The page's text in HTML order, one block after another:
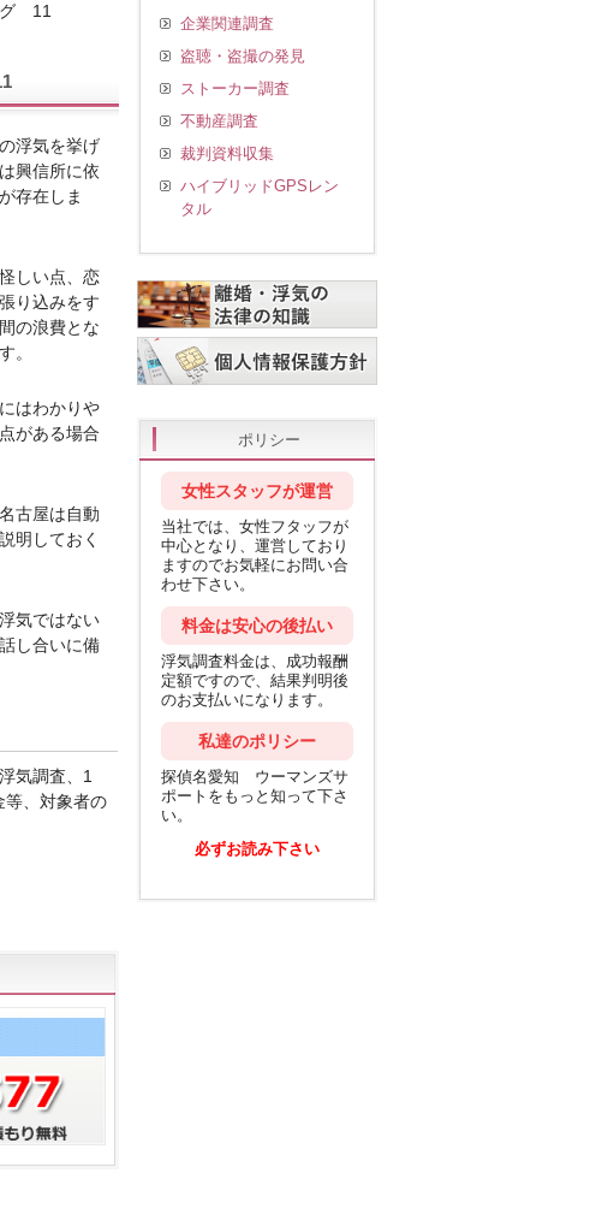
グ 11
浮気を挙げ
興信所に依
存在しま
しい点、恋
り込みをす
の浪費とな
。
はわかりや
がある場合
古屋は自動
明しておく
気ではない
し合いに備
気調査、1
等、対象者の
企業関連調査
盗聴・盗撮の発見
ストーカー調査
不動産調査
裁判資料収集
ハイブリッドGPSレン
タル
ポリシー
女性スタッフが運営
当社では、女性フタッフが
中心となり、運営しており
ますのでお気軽にお問い合
わせ下さい。
料金は安心の後払い
浮気調査料金は、成功報酬
定額ですので、結果判明後
のお支払いになります。
私達のポリシー
探偵名愛知 ウーマンズサ
ポートをもっと知って下さ
い。
必ずお読み下さい